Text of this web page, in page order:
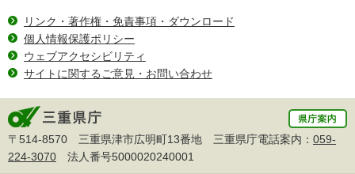
リンク・著作権・免責事項・ダウンロード
個人情報保護ポリシー
ウェブアクセシビリティ
サイトに関するご意見・お問い合わせ
〒514-8570 三重県津市広明町13番地 三重県庁電話案内： 059-
224-3070 法人番号5000020240001